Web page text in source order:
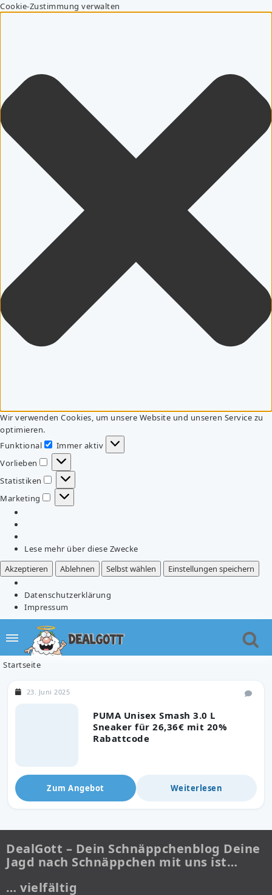
Cookie-Zustimmung verwalten
Wir verwenden Cookies, um unsere Website und unseren Service zu
optimieren.
Funktional
Funktional
Immer aktiv
Vorlieben
Vorlieben
Statistiken
Statistiken
Marketing
Marketing
Lese mehr über diese Zwecke
Akzeptieren
Ablehnen Selbst wählen Einstellungen speichern
Datenschutzerklärung
Impressum
Startseite
PUMA Unisex Smash 3.0 L
Sneaker für 26,36€ mit 20%
Rabattcode
23. Juni 2025
Zum Angebot Weiterlesen
DealGott – Dein Schnäppchenblog Deine
Jagd nach Schnäppchen mit uns ist…
… vielfältig